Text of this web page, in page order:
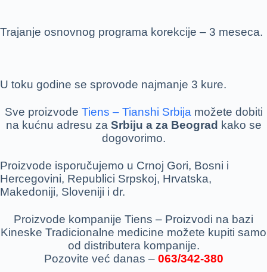
Trajanje osnovnog programa korekcije – 3 meseca.
U toku godine se sprovode najmanje 3 kure.
Sve proizvode Tiens – Tianshi Srbija možete dobiti
na kućnu adresu za Srbiju a za Beograd kako se
dogovorimo.
Proizvode isporučujemo u Crnoj Gori, Bosni i
Hercegovini, Republici Srpskoj, Hrvatska,
Makedoniji, Sloveniji i dr.
Proizvode kompanije Tiens – Proizvodi na bazi
Kineske Tradicionalne medicine možete kupiti samo
od distributera kompanije.
Pozovite već danas –063/342-380